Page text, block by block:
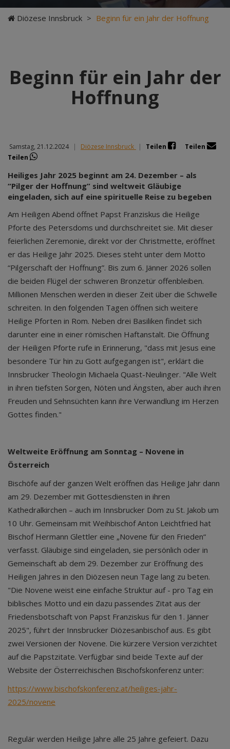
Diözese Innsbruck > Beginn für ein Jahr der Hoffnung
Beginn für ein Jahr der
Hoffnung
Samstag, 21.12.2024 | Diözese Innsbruck | Teilen
Teilen
Teilen
Heiliges Jahr 2025 beginnt am 24. Dezember – als
“Pilger der Hoffnung” sind weltweit Gläubige
eingeladen, sich auf eine spirituelle Reise zu begeben
Am Heiligen Abend öffnet Papst Franziskus die Heilige
Pforte des Petersdoms und durchschreitet sie. Mit dieser
feierlichen Zeremonie, direkt vor der Christmette, eröffnet
er das Heilige Jahr 2025. Dieses steht unter dem Motto
“Pilgerschaft der Hoffnung”. Bis zum 6. Jänner 2026 sollen
die beiden Flügel der schweren Bronzetür offenbleiben.
Millionen Menschen werden in dieser Zeit über die Schwelle
schreiten. In den folgenden Tagen öffnen sich weitere
Heilige Pforten in Rom. Neben drei Basiliken findet sich
darunter eine in einer römischen Haftanstalt. Die Öffnung
der Heiligen Pforte rufe in Erinnerung, "dass mit Jesus eine
besondere Tür hin zu Gott aufgegangen ist", erklärt die
Innsbrucker Theologin Michaela Quast-Neulinger. "Alle Welt
in ihren tiefsten Sorgen, Nöten und Ängsten, aber auch ihren
Freuden und Sehnsüchten kann ihre Verwandlung im Herzen
Gottes finden."
Weltweite Eröffnung am Sonntag – Novene in
Österreich
Bischöfe auf der ganzen Welt eröffnen das Heilige Jahr dann
am 29. Dezember mit Gottesdiensten in ihren
Kathedralkirchen – auch im Innsbrucker Dom zu St. Jakob um
10 Uhr. Gemeinsam mit Weihbischof Anton Leichtfried hat
Bischof Hermann Glettler eine „Novene für den Frieden“
verfasst. Gläubige sind eingeladen, sie persönlich oder in
Gemeinschaft ab dem 29. Dezember zur Eröffnung des
Heiligen Jahres in den Diözesen neun Tage lang zu beten.
"Die Novene weist eine einfache Struktur auf - pro Tag ein
biblisches Motto und ein dazu passendes Zitat aus der
Friedensbotschaft von Papst Franziskus für den 1. Jänner
2025", führt der Innsbrucker Diözesanbischof aus. Es gibt
zwei Versionen der Novene. Die kürzere Version verzichtet
auf die Papstzitate. Verfügbar sind beide Texte auf der
Website der Österreichischen Bischofskonferenz unter:
https://www.bischofskonferenz.at/heiliges-jahr-
2025/novene
Regulär werden Heilige Jahre alle 25 Jahre gefeiert. Dazu